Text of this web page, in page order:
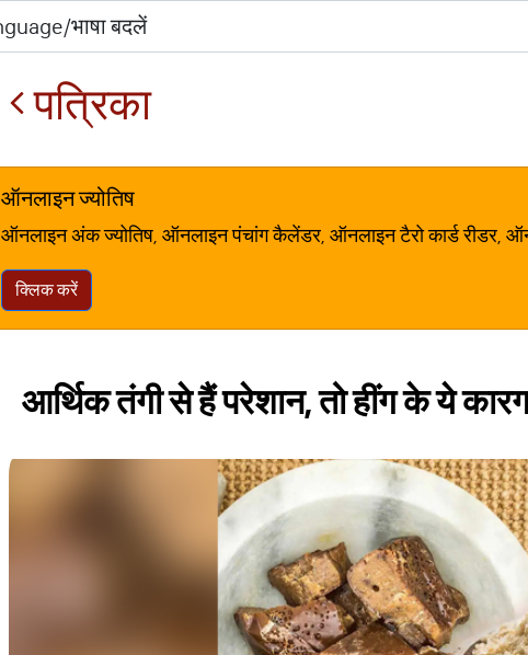
पत्रिका
ऑनलाइन ज्योतिष
ऑनलाइन अंक ज्योतिष, ऑनलाइन पंचांग कैलेंडर, ऑनलाइन टैरो कार्ड रीडर,
क्लिक करें
आर्थिक तंगी से हैं परेशान, तो हींग के ये